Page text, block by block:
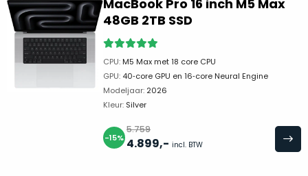
MacBook Pro 16 inch M5 Max
48GB 2TB SSD
CPU: M5 Max met 18 core CPU
GPU: 40‑core GPU en 16‑core Neural Engine
Modeljaar: 2026
Kleur: Silver
-15%
5.759
4.899,- incl. BTW
nieuw
te
onderscheiden
is.